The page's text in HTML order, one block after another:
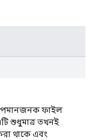
অপমানজনক ফাইল
শুধুমাত্র তখনই
থাকে এবং